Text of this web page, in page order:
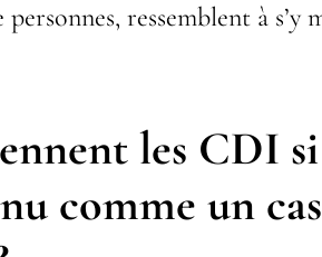
ressemblent à s’y
les CDI
comme un